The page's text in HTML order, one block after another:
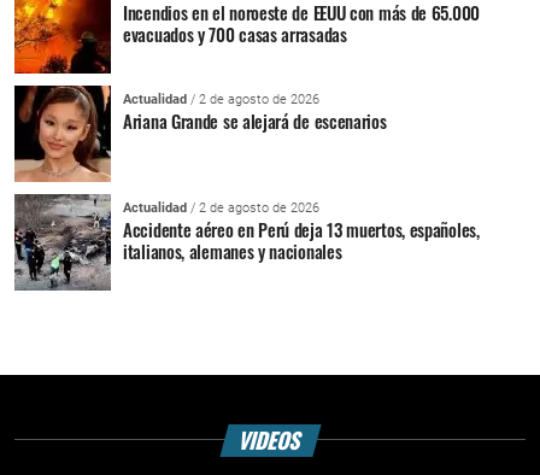
Incendios en el noroeste de EEUU con más de 65.000
evacuados y 700 casas arrasadas
Actualidad / 2 de agosto de 2026
Ariana Grande se alejará de escenarios
Actualidad / 2 de agosto de 2026
Accidente aéreo en Perú deja 13 muertos, españoles,
italianos, alemanes y nacionales
VIDEOS